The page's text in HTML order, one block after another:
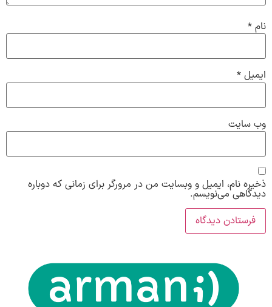
نام *
ایمیل *
وب‌ سایت
ذخیره نام، ایمیل و وبسایت من در مرورگر برای زمانی که دوباره
دیدگاهی می‌نویسم.